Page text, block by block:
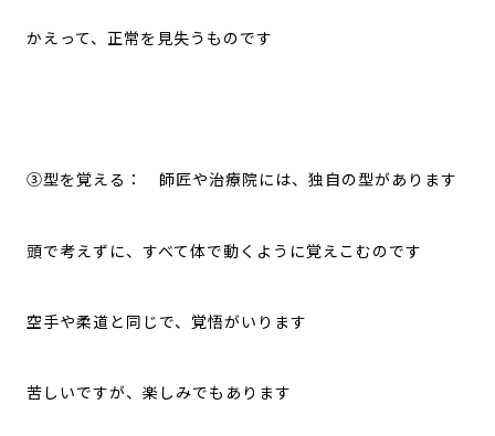
かえって、正常を見失うものです
③型を覚える： 師匠や治療院には、独自の型があります
頭で考えずに、すべて体で動くように覚えこむのです
空手や柔道と同じで、覚悟がいります
苦しいですが、楽しみでもあります